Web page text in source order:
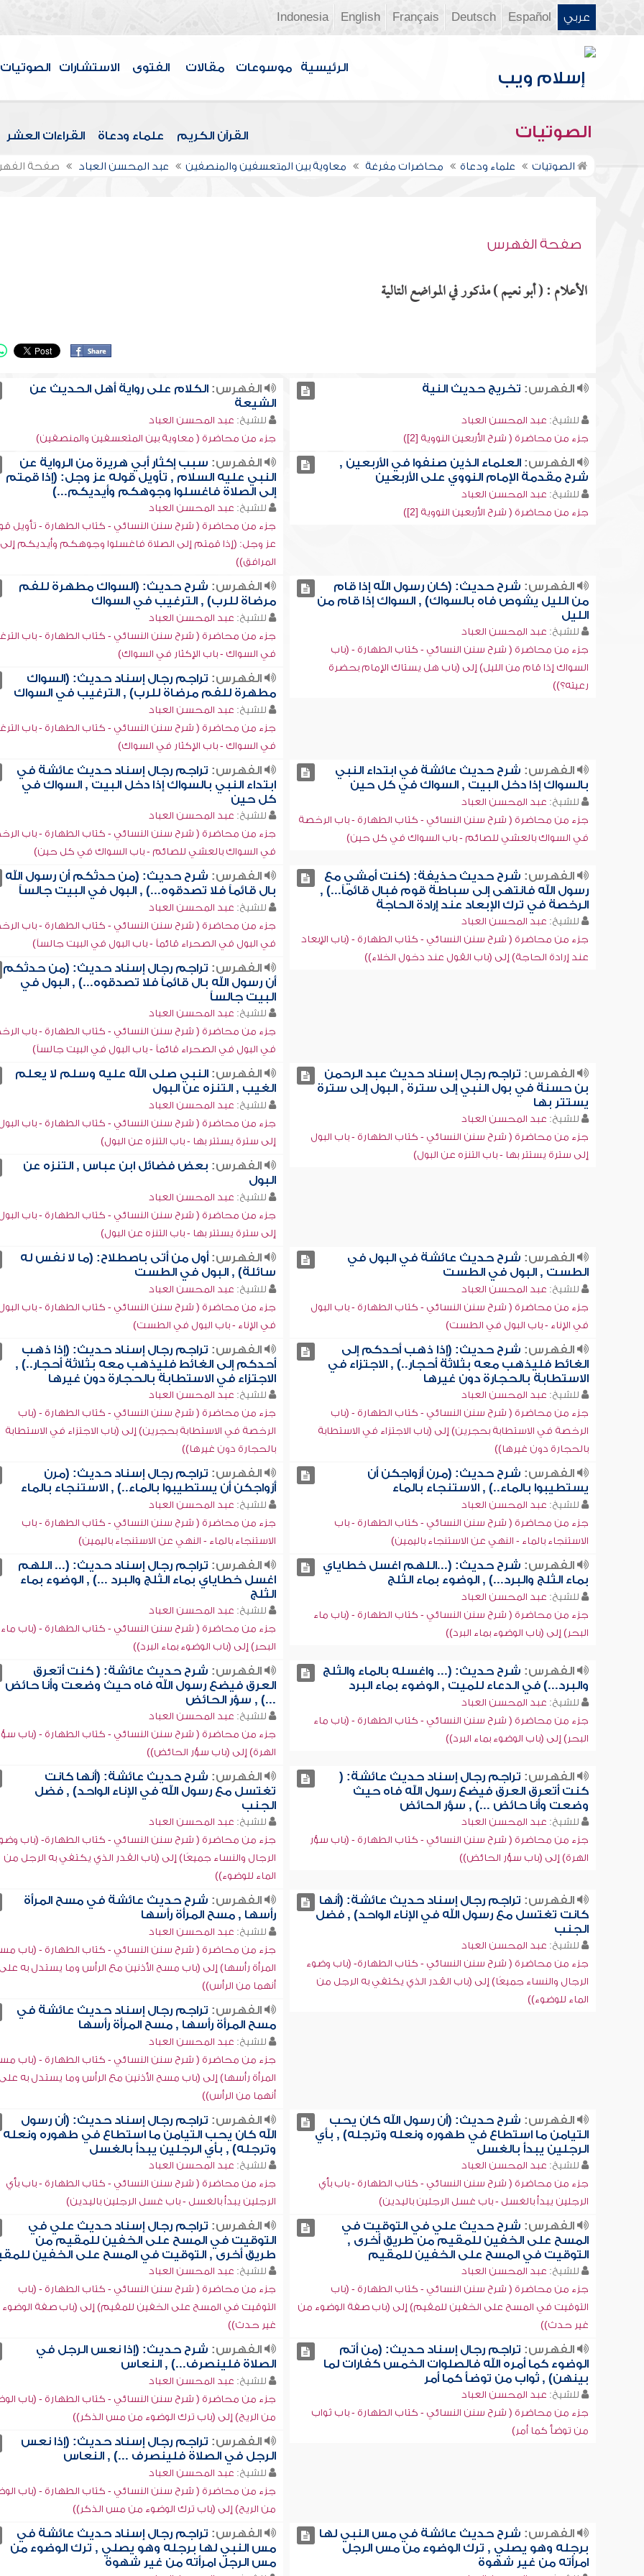
عربي Español
Deutsch
Français
English
Indonesia
الرئيسية موسوعات مقالات الفتوى الاستشارات الصوتيات
الصوتيات القرآن الكريم علماء ودعاة القراءات العشر
الصوتيات علماء ودعاة محاضرات مفرغة معاوية بين المتعسفين والمنصفين عبد المحسن العباد صفحة
صفحة الفهرس
الأعلام : ( أبو نعيم ) مذكور في المواضع التالية
الفهرس: تخريج حديث النية
للشيخ: عبد المحسن العباد
جزء من محاضرة ( شرح الأربعين النووية [2])
الفهرس: الكلام على رواية أهل الحديث عن
الشيعة
للشيخ: عبد المحسن العباد
جزء من محاضرة ( معاوية بين المتعسفين والمنصفين)
الفهرس:العلماء الذين صنفوا في الأربعين ,
شرح مقدمة الإمام النووي على الأربعين
للشيخ: عبد المحسن العباد
جزء من محاضرة ( شرح الأربعين النووية [2])
الفهرس: سبب إكثار أبي هريرة من الرواية عن
النبي عليه السلام , تأويل قوله عز وجل: (إذا قمتم
إلى الصلاة فاغسلوا وجوهكم وأيديكم...)
للشيخ: عبد المحسن العباد
جزء من محاضرة ( شرح سنن النسائي - كتاب الطهارة - تأويل
عز وجل: (إذا قمتم إلى الصلاة فاغسلوا وجوهكم وأيديكم إلى
المرافق))
الفهرس: شرح حديث: (كان رسول الله إذا قام
من الليل يشوص فاه بالسواك) , السواك إذا قام من
الليل
للشيخ: عبد المحسن العباد
جزء من محاضرة ( شرح سنن النسائي - كتاب الطهارة - (باب
السواك إذا قام من الليل) إلى (باب هل يستاك الإمام بحضرة
رعيته؟))
الفهرس: شرح حديث: (السواك مطهرة للفم
مرضاة للرب) , الترغيب في السواك
للشيخ: عبد المحسن العباد
جزء من محاضرة ( شرح سنن النسائي - كتاب الطهارة - باب
في السواك - باب الإكثار في السواك)
الفهرس: تراجم رجال إسناد حديث: (السواك
مطهرة للفم مرضاة للرب) , الترغيب في السواك
للشيخ: عبد المحسن العباد
جزء من محاضرة ( شرح سنن النسائي - كتاب الطهارة - باب
في السواك - باب الإكثار في السواك)
الفهرس: شرح حديث عائشة في ابتداء النبي
بالسواك إذا دخل البيت , السواك في كل حين
للشيخ: عبد المحسن العباد
جزء من محاضرة ( شرح سنن النسائي - كتاب الطهارة - باب الرخصة
في السواك بالعشي للصائم - باب السواك في كل حين)
الفهرس: تراجم رجال إسناد حديث عائشة في
ابتداء النبي بالسواك إذا دخل البيت , السواك في
كل حين
للشيخ: عبد المحسن العباد
جزء من محاضرة ( شرح سنن النسائي - كتاب الطهارة - باب
في السواك بالعشي للصائم - باب السواك في كل حين)
الفهرس: شرح حديث حذيفة: (كنت أمشي مع
رسول الله فانتهى إلى سباطة قوم فبال قائماً...) ,
الرخصة في ترك الإبعاد عند إرادة الحاجة
للشيخ: عبد المحسن العباد
جزء من محاضرة ( شرح سنن النسائي - كتاب الطهارة - (باب الإبعاد
عند إرادة الحاجة) إلى (باب القول عند دخول الخلاء))
الفهرس: شرح حديث: (من حدثكم أن رسول الله
بال قائماً فلا تصدقوه...) , البول في البيت جالساً
للشيخ: عبد المحسن العباد
جزء من محاضرة ( شرح سنن النسائي - كتاب الطهارة - باب
في البول في الصحراء قائماً - باب البول في البيت جالساً)
الفهرس: تراجم رجال إسناد حديث: (من حدثكم
أن رسول الله بال قائماً فلا تصدقوه...) , البول في
البيت جالساً
للشيخ: عبد المحسن العباد
جزء من محاضرة ( شرح سنن النسائي - كتاب الطهارة - باب
في البول في الصحراء قائماً - باب البول في البيت جالساً)
الفهرس: تراجم رجال إسناد حديث عبد الرحمن
بن حسنة في بول النبي إلى سترة , البول إلى سترة
يستتر بها
للشيخ: عبد المحسن العباد
جزء من محاضرة ( شرح سنن النسائي - كتاب الطهارة - باب البول
إلى سترة يستتر بها - باب التنزه عن البول)
الفهرس: النبي صلى الله عليه وسلم لا يعلم
الغيب , التنزه عن البول
للشيخ: عبد المحسن العباد
جزء من محاضرة ( شرح سنن النسائي - كتاب الطهارة - باب
إلى سترة يستتر بها - باب التنزه عن البول)
الفهرس: بعض فضائل ابن عباس , التنزه عن
البول
للشيخ: عبد المحسن العباد
جزء من محاضرة ( شرح سنن النسائي - كتاب الطهارة - باب
إلى سترة يستتر بها - باب التنزه عن البول)
الفهرس: شرح حديث عائشة في البول في
الطست , البول في الطست
للشيخ: عبد المحسن العباد
جزء من محاضرة ( شرح سنن النسائي - كتاب الطهارة - باب البول
في الإناء - باب البول في الطست)
الفهرس: أول من أتى باصطلاح: (ما لا نفس له
سائلة) , البول في الطست
للشيخ: عبد المحسن العباد
جزء من محاضرة ( شرح سنن النسائي - كتاب الطهارة - باب
في الإناء - باب البول في الطست)
الفهرس: شرح حديث: (إذا ذهب أحدكم إلى
الغائط فليذهب معه بثلاثة أحجار..) , الاجتزاء في
الاستطابة بالحجارة دون غيرها
للشيخ: عبد المحسن العباد
جزء من محاضرة ( شرح سنن النسائي - كتاب الطهارة - (باب
الرخصة في الاستطابة بحجرين) إلى (باب الاجتزاء في الاستطابة
بالحجارة دون غيرها))
الفهرس: تراجم رجال إسناد حديث: (إذا ذهب
أحدكم إلى الغائط فليذهب معه بثلاثة أحجار..) ,
الاجتزاء في الاستطابة بالحجارة دون غيرها
للشيخ: عبد المحسن العباد
جزء من محاضرة ( شرح سنن النسائي - كتاب الطهارة - (باب
الرخصة في الاستطابة بحجرين) إلى (باب الاجتزاء في الاستطابة
بالحجارة دون غيرها))
الفهرس: شرح حديث: (مرن أزواجكن أن
يستطيبوا بالماء..) , الاستنجاء بالماء
للشيخ: عبد المحسن العباد
جزء من محاضرة ( شرح سنن النسائي - كتاب الطهارة - باب
الاستنجاء بالماء - النهي عن الاستنجاء باليمين)
الفهرس: تراجم رجال إسناد حديث: (مرن
أزواجكن أن يستطيبوا بالماء..) , الاستنجاء بالماء
للشيخ: عبد المحسن العباد
جزء من محاضرة ( شرح سنن النسائي - كتاب الطهارة - باب
الاستنجاء بالماء - النهي عن الاستنجاء باليمين)
الفهرس: شرح حديث: (...اللهم اغسل خطاياي
بماء الثلج والبرد...) , الوضوء بماء الثلج
للشيخ: عبد المحسن العباد
جزء من محاضرة ( شرح سنن النسائي - كتاب الطهارة - (باب ماء
البحر) إلى (باب الوضوء بماء البرد))
الفهرس: تراجم رجال إسناد حديث: (... اللهم
اغسل خطاياي بماء الثلج والبرد ...) , الوضوء بماء
الثلج
للشيخ: عبد المحسن العباد
جزء من محاضرة ( شرح سنن النسائي - كتاب الطهارة - (باب ماء
البحر) إلى (باب الوضوء بماء البرد))
الفهرس: شرح حديث: (... واغسله بالماء والثلج
والبرد...) في الدعاء للميت , الوضوء بماء البرد
للشيخ: عبد المحسن العباد
جزء من محاضرة ( شرح سنن النسائي - كتاب الطهارة - (باب ماء
البحر) إلى (باب الوضوء بماء البرد))
الفهرس: شرح حديث عائشة: ( كنت أتعرق
العرق فيضع رسول الله فاه حيث وضعت وأنا حائض
...) , سؤر الحائض
للشيخ: عبد المحسن العباد
جزء من محاضرة ( شرح سنن النسائي - كتاب الطهارة - (باب
الهرة) إلى (باب سؤر الحائض))
الفهرس: تراجم رجال إسناد حديث عائشة: (
كنت أتعرق العرق فيضع رسول الله فاه حيث
وضعت وأنا حائض ...) , سؤر الحائض
للشيخ: عبد المحسن العباد
جزء من محاضرة ( شرح سنن النسائي - كتاب الطهارة - (باب سؤر
الهرة) إلى (باب سؤر الحائض))
الفهرس: شرح حديث عائشة: (أنها كانت
تغتسل مع رسول الله في الإناء الواحد) , فضل
الجنب
للشيخ: عبد المحسن العباد
جزء من محاضرة ( شرح سنن النسائي - كتاب الطهارة- (باب
الرجال والنساء جميعًا) إلى (باب القدر الذي يكتفي به الرجل من
الماء للوضوء))
الفهرس: تراجم رجال إسناد حديث عائشة: (أنها
كانت تغتسل مع رسول الله في الإناء الواحد) , فضل
الجنب
للشيخ: عبد المحسن العباد
جزء من محاضرة ( شرح سنن النسائي - كتاب الطهارة- (باب وضوء
الرجال والنساء جميعًا) إلى (باب القدر الذي يكتفي به الرجل من
الماء للوضوء))
الفهرس: شرح حديث عائشة في مسح المرأة
رأسها , مسح المرأة رأسها
للشيخ: عبد المحسن العباد
جزء من محاضرة ( شرح سنن النسائي - كتاب الطهارة - (باب
المرأة رأسها) إلى (باب مسح الأذنين مع الرأس وما يستدل به
أنهما من الرأس))
الفهرس: تراجم رجال إسناد حديث عائشة في
مسح المرأة رأسها , مسح المرأة رأسها
للشيخ: عبد المحسن العباد
جزء من محاضرة ( شرح سنن النسائي - كتاب الطهارة - (باب
المرأة رأسها) إلى (باب مسح الأذنين مع الرأس وما يستدل به
أنهما من الرأس))
الفهرس: شرح حديث: (أن رسول الله كان يحب
التيامن ما استطاع في طهوره ونعله وترجله) , بأي
الرجلين يبدأ بالغسل
للشيخ: عبد المحسن العباد
جزء من محاضرة ( شرح سنن النسائي - كتاب الطهارة - باب بأي
الرجلين يبدأ بالغسل - باب غسل الرجلين باليدين)
الفهرس: تراجم رجال إسناد حديث: (أن رسول
الله كان يحب التيامن ما استطاع في طهوره ونعله
وترجله) , بأي الرجلين يبدأ بالغسل
للشيخ: عبد المحسن العباد
جزء من محاضرة ( شرح سنن النسائي - كتاب الطهارة - باب بأي
الرجلين يبدأ بالغسل - باب غسل الرجلين باليدين)
الفهرس: شرح حديث علي في التوقيت في
المسح على الخفين للمقيم من طريق أخرى ,
التوقيت في المسح على الخفين للمقيم
للشيخ: عبد المحسن العباد
جزء من محاضرة ( شرح سنن النسائي - كتاب الطهارة - (باب
التوقيت في المسح على الخفين للمقيم) إلى (باب صفة الوضوء من
غير حدث))
الفهرس: تراجم رجال إسناد حديث علي في
التوقيت في المسح على الخفين للمقيم من
طريق أخرى , التوقيت في المسح على الخفين
للشيخ: عبد المحسن العباد
جزء من محاضرة ( شرح سنن النسائي - كتاب الطهارة - (باب
التوقيت في المسح على الخفين للمقيم) إلى (باب صفة
غير حدث))
الفهرس: تراجم رجال إسناد حديث: (من أتم
الوضوء كما أمره الله فالصلوات الخمس كفارات لما
بينهن) , ثواب من توضأ كما أمر
للشيخ: عبد المحسن العباد
جزء من محاضرة ( شرح سنن النسائي - كتاب الطهارة - باب ثواب
من توضأ كما أمر)
الفهرس: شرح حديث: (إذا نعس الرجل في
الصلاة فلينصرف...) , النعاس
للشيخ: عبد المحسن العباد
جزء من محاضرة ( شرح سنن النسائي - كتاب الطهارة - (باب
من الريح) إلى (باب ترك الوضوء من مس الذكر))
الفهرس: تراجم رجال إسناد حديث: (إذا نعس
الرجل في الصلاة فلينصرف ...) , النعاس
للشيخ: عبد المحسن العباد
جزء من محاضرة ( شرح سنن النسائي - كتاب الطهارة - (باب
من الريح) إلى (باب ترك الوضوء من مس الذكر))
الفهرس: شرح حديث عائشة في مس النبي لها
برجله وهو يصلي , ترك الوضوء من مس الرجل
امرأته من غير شهوة
الفهرس: تراجم رجال إسناد حديث عائشة في
مس النبي لها برجله وهو يصلي , ترك الوضوء من
مس الرجل امرأته من غير شهوة